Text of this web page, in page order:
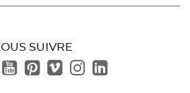
SUIVRE